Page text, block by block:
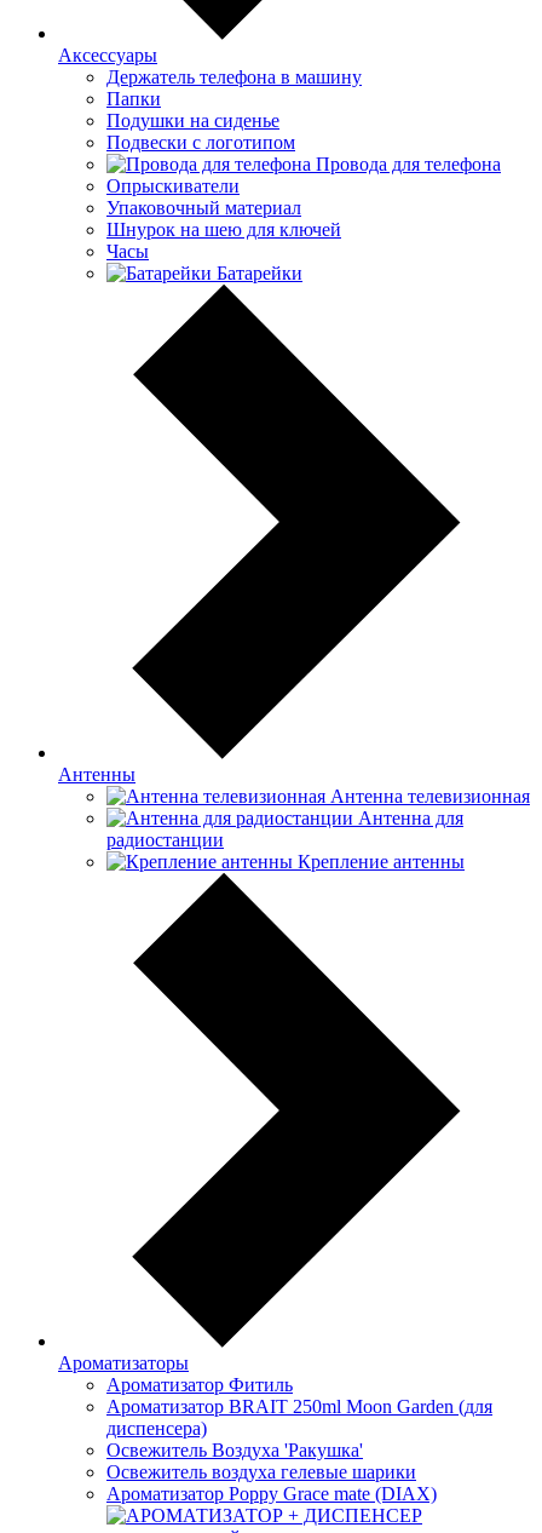
Аксессуары
Держатель телефона в машину
Папки
Подушки на сиденье
Подвески с логотипом
Провода для телефона
Опрыскиватели
Упаковочный материал
Шнурок на шею для ключей
Часы
Батарейки
Антенны
Антенна телевизионная
Антенна для
радиостанции
Крепление антенны
Ароматизаторы
Ароматизатор Фитиль
Ароматизатор BRAIT 250ml Moon Garden (для
диспенсера)
Освежитель Воздуха 'Ракушка'
Освежитель воздуха гелевые шарики
Ароматизатор Poppy Grace mate (DIAX)